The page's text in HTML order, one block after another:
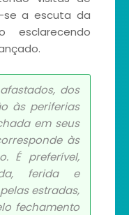
se a escuta da
esclarecendo
dos
às periferias
em seus
às
É preferível,
ferida e
estradas,
fechamento